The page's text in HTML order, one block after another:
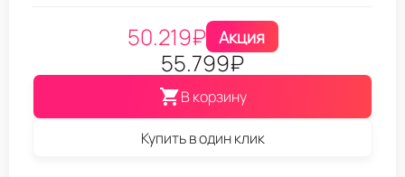
50.219₽ Акция
55.799₽
В корзину
Купить в один клик